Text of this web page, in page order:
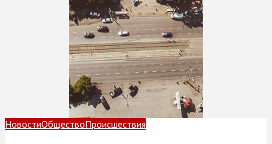
НовостиОбществоПроисшествия